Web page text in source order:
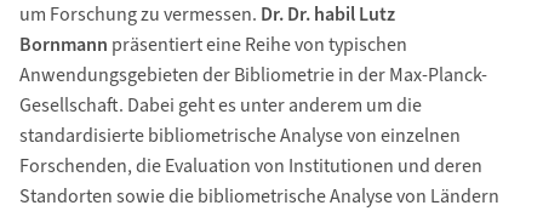
um Forschung zu vermessen. Dr. Dr. habil Lutz
Bornmann präsentiert eine Reihe von typischen
Anwendungsgebieten der Bibliometrie in der Max-Planck-
Gesellschaft. Dabei geht es unter anderem um die
standardisierte bibliometrische Analyse von einzelnen
Forschenden, die Evaluation von Institutionen und deren
Standorten sowie die bibliometrische Analyse von Ländern